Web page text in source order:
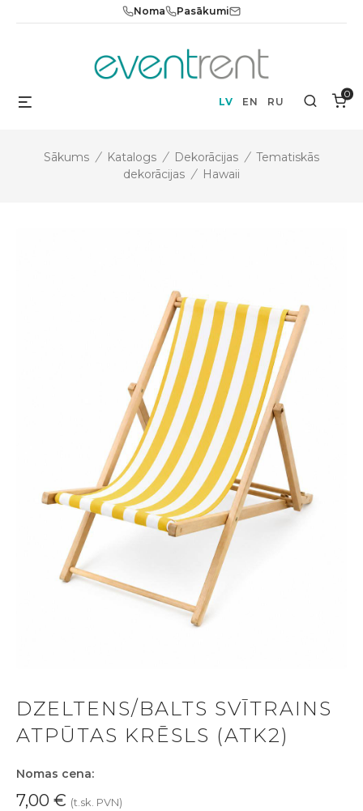
Noma Pasākumi
LV EN RU Search
0
Sākums / Katalogs / Dekorācijas / Tematiskās
dekorācijas / Hawaii
DZELTENS/BALTS SVĪTRAINS
ATPŪTAS KRĒSLS (ATK2)
Nomas cena:
7,00 € (t.sk. PVN)